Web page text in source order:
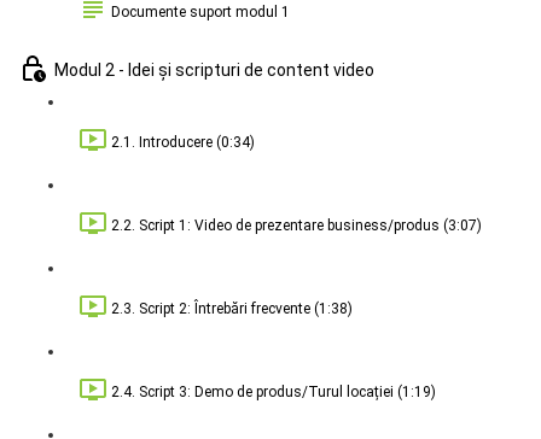
Documente suport modul 1
Modul 2 - Idei și scripturi de content video
2.1. Introducere (0:34)
2.2. Script 1: Video de prezentare business/produs (3:07)
2.3. Script 2: Întrebări frecvente (1:38)
2.4. Script 3: Demo de produs/Turul locației (1:19)